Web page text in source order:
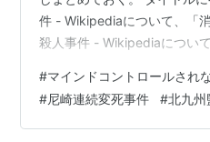
件 - Wikipediaについて、「
殺人事件 - Wikipediaについ
しい事件のまとめでもよく見
と思う。色々と先人の方が解
の内容については任せると
#マインドコントロールされ
#尼崎連続変死事件 #北九州